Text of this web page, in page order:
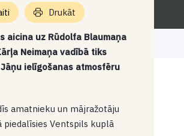
Drukāt
aicina uz Rūdolfa Blaumaņa
Neimaņa vadībā tiks
ielīgošanas atmosfēru
amatnieku un mājražotāju
Ventspils kuplā